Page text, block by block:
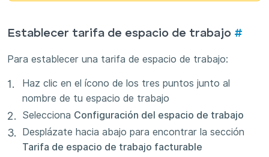
Establecer tarifa de espacio de trabajo #
Para establecer una tarifa de espacio de trabajo:
Haz clic en el ícono de los tres puntos junto al
nombre de tu espacio de trabajo
Selecciona Configuración del espacio de trabajo
Desplázate hacia abajo para encontrar la sección
Tarifa de espacio de trabajo facturable